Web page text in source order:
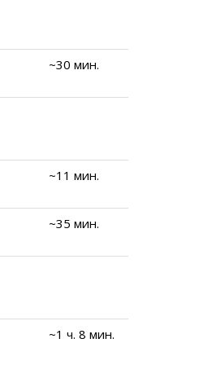
~30 мин.
~11 мин.
~35 мин.
~1 ч. 8 мин.